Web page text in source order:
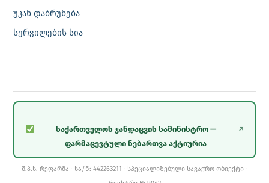
უკან დაბრუნება
სურვილების სია
საქართველოს ჯანდაცვის სამინისტრო —
ფარმაცევტული ნებართვა აქტიურია
↗
შ.პ.ს. რეფარმა · სა/ნ: 442263211 · სპეციალიზებული სავაჭრო ობიექტი ·